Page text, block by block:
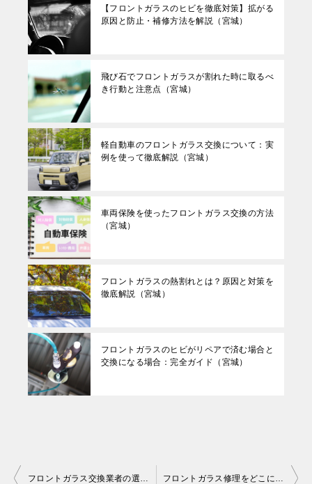
【フロントガラスのヒビを徹底対策】拡がる
原因と防止・補修方法を解説（宮城）
飛び石でフロントガラスが割れた時に取るべ
き行動と注意点（宮城）
軽自動車のフロントガラス交換について：実
例を使って徹底解説（宮城）
車両保険を使ったフロントガラス交換の方法
（宮城）
フロントガラスの熱割れとは？原因と対策を
徹底解説（宮城）
フロントガラスのヒビがリペアで済む場合と
交換になる場合：完全ガイド（宮城）
投
フロントガラス交換業者の選び方：後悔しないための完全ガイド（宮城） フロントガラス修理をどこに頼むべきか？迷う人のための完全ガイド（宮城）